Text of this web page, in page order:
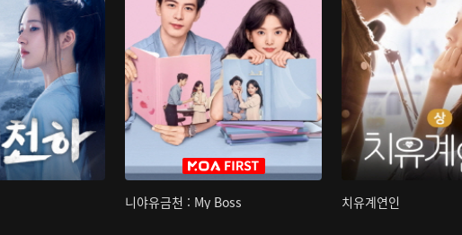
니야유금천 : My Boss 치유계연인